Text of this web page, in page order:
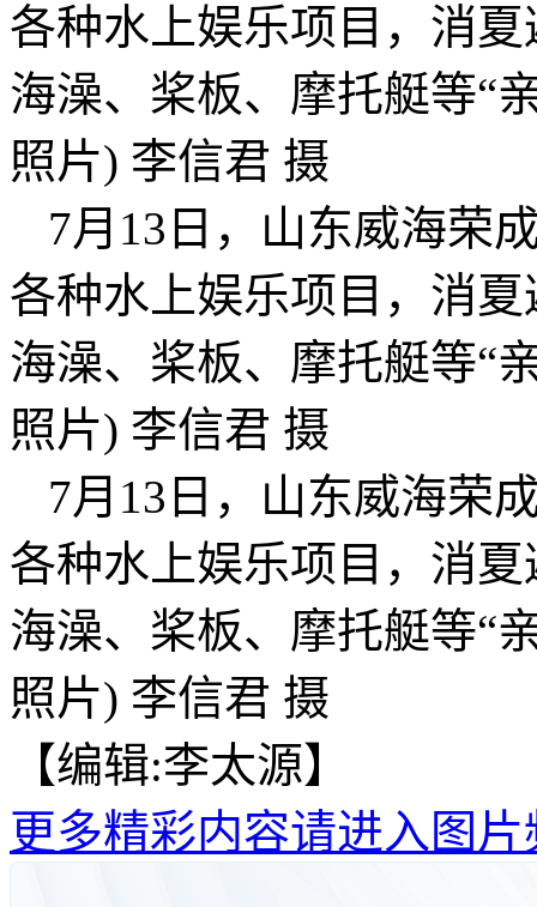
各种水上娱乐项目，消
海澡、桨板、摩托艇等“
照片) 李信君 摄
7月13日，山东威海荣
各种水上娱乐项目，消
海澡、桨板、摩托艇等“
照片) 李信君 摄
7月13日，山东威海荣
各种水上娱乐项目，消
海澡、桨板、摩托艇等“
照片) 李信君 摄
【编辑:李太源】
更多精彩内容请进入图片